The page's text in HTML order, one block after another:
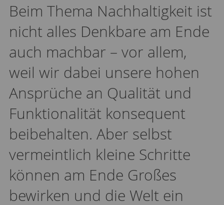
Beim Thema Nachhaltigkeit ist
nicht alles Denkbare am Ende
auch machbar – vor allem,
weil wir dabei unsere hohen
Ansprüche an Qualität und
Funktionalität konsequent
beibehalten. Aber selbst
vermeintlich kleine Schritte
können am Ende Großes
bewirken und die Welt ein